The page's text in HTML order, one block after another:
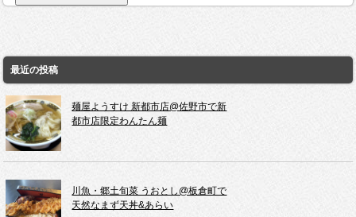
最近の投稿
麺屋ようすけ 新都市店@佐野市で新
都市店限定わんたん麺
川魚・郷土旬菜 うおとし@板倉町で
天然なまず天丼&あらい